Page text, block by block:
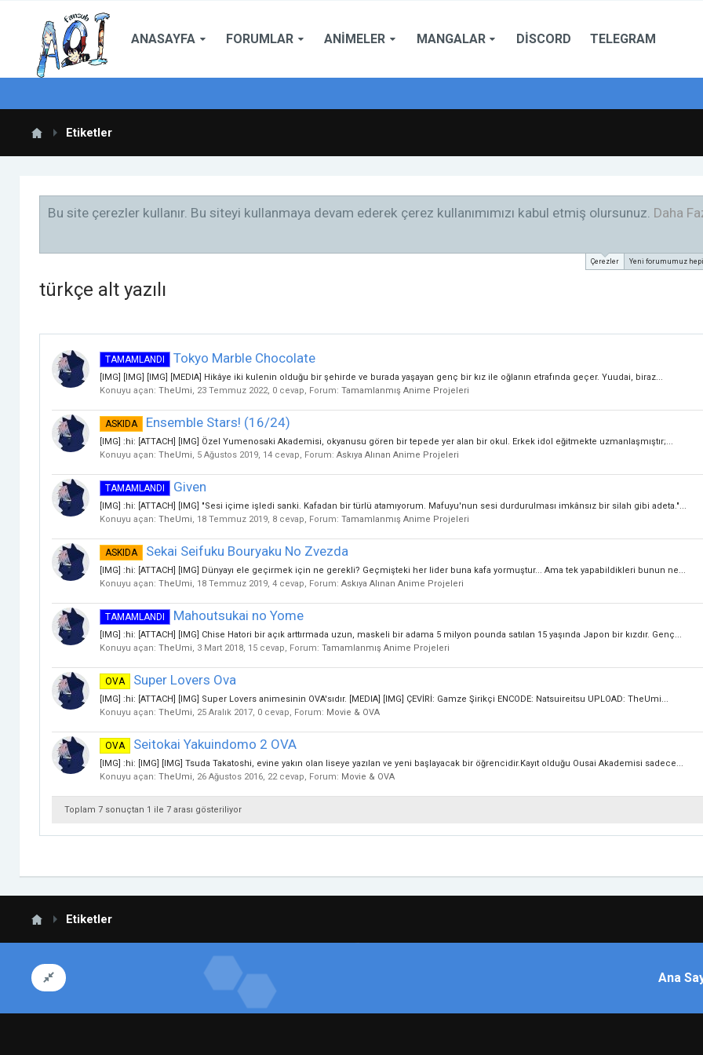
ANASAYFA FORUMLAR ANIMELER MANGALAR DISCORD TELEGRAM
Etiketler
Bu site çerezler kullanır. Bu siteyi kullanmaya devam ederek çerez kullanımımızı kabul etmiş olursunuz. Daha
Çerezler Yeni forumumuz
türkçe alt yazılı
TAMAMLANDI Tokyo Marble Chocolate
[IMG] [IMG] [IMG] [MEDIA] Hikâye iki kulenin olduğu bir şehirde ve burada yaşayan genç bir kız ile oğlanın etrafında geçer. Yuudai, biraz...
Konuyu açan: TheUmi, 23 Temmuz 2022, 0 cevap, Forum: Tamamlanmış Anime Projeleri
ASKIDA Ensemble Stars! (16/24)
[IMG] :hi: [ATTACH] [IMG] Özel Yumenosaki Akademisi, okyanusu gören bir tepede yer alan bir okul. Erkek idol eğitmekte uzmanlaşmıştır;...
Konuyu açan: TheUmi, 5 Ağustos 2019, 14 cevap, Forum: Askıya Alınan Anime Projeleri
TAMAMLANDI Given
[IMG] :hi: [ATTACH] [IMG] "Sesi içime işledi sanki. Kafadan bir türlü atamıyorum. Mafuyu'nun sesi durdurulması imkânsız bir silah gibi adeta."...
Konuyu açan: TheUmi, 18 Temmuz 2019, 8 cevap, Forum: Tamamlanmış Anime Projeleri
ASKIDA Sekai Seifuku Bouryaku No Zvezda
[IMG] :hi: [ATTACH] [IMG] Dünyayı ele geçirmek için ne gerekli? Geçmişteki her lider buna kafa yormuştur... Ama tek yapabildikleri bunun ne...
Konuyu açan: TheUmi, 18 Temmuz 2019, 4 cevap, Forum: Askıya Alınan Anime Projeleri
TAMAMLANDI Mahoutsukai no Yome
[IMG] :hi: [ATTACH] [IMG] Chise Hatori bir açık arttırmada uzun, maskeli bir adama 5 milyon pounda satılan 15 yaşında Japon bir kızdır. Genç...
Konuyu açan: TheUmi, 3 Mart 2018, 15 cevap, Forum: Tamamlanmış Anime Projeleri
OVA Super Lovers Ova
[IMG] :hi: [ATTACH] [IMG] Super Lovers animesinin OVA'sıdır. [MEDIA] [IMG] ÇEVİRİ: Gamze Şirikçi ENCODE: Natsuireitsu UPLOAD: TheUmi...
Konuyu açan: TheUmi, 25 Aralık 2017, 0 cevap, Forum: Movie & OVA
OVA Seitokai Yakuindomo 2 OVA
[IMG] :hi: [IMG] [IMG] Tsuda Takatoshi, evine yakın olan liseye yazılan ve yeni başlayacak bir öğrencidir.Kayıt olduğu Ousai Akademisi sadece...
Konuyu açan: TheUmi, 26 Ağustos 2016, 22 cevap, Forum: Movie & OVA
Toplam 7 sonuçtan 1 ile 7 arası gösteriliyor
Etiketler
Ana